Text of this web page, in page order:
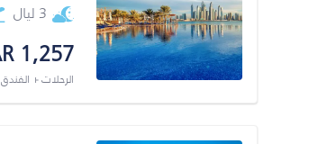
3 ليال
1,257
الرحلات +